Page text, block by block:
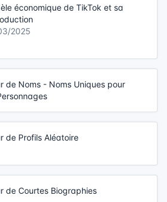
économique de TikTok et sa
2025
de Noms - Noms Uniques pour
de Profils Aléatoire
de Courtes Biographies